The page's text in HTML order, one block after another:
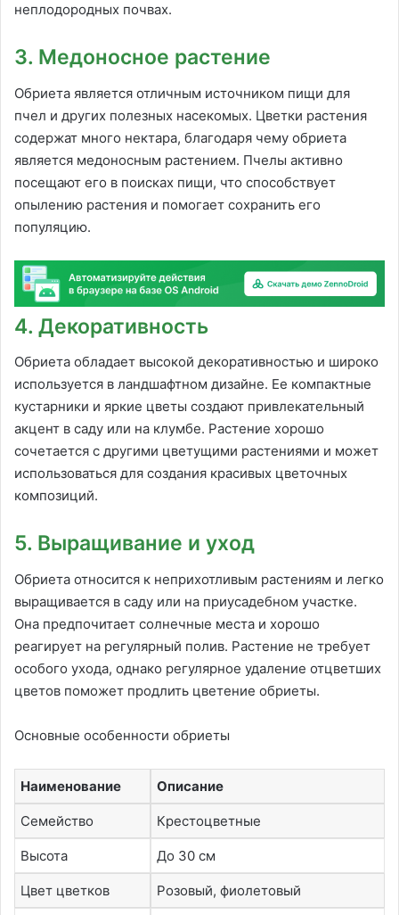
неплодородных почвах.
3. Медоносное растение
Обриета является отличным источником пищи для
пчел и других полезных насекомых. Цветки растения
содержат много нектара, благодаря чему обриета
является медоносным растением. Пчелы активно
посещают его в поисках пищи, что способствует
опылению растения и помогает сохранить его
популяцию.
4. Декоративность
Обриета обладает высокой декоративностью и широко
используется в ландшафтном дизайне. Ее компактные
кустарники и яркие цветы создают привлекательный
акцент в саду или на клумбе. Растение хорошо
сочетается с другими цветущими растениями и может
использоваться для создания красивых цветочных
композиций.
5. Выращивание и уход
Обриета относится к неприхотливым растениям и легко
выращивается в саду или на приусадебном участке.
Она предпочитает солнечные места и хорошо
реагирует на регулярный полив. Растение не требует
особого ухода, однако регулярное удаление отцветших
цветов поможет продлить цветение обриеты.
Основные особенности обриеты
Наименование Описание
Семейство Крестоцветные
Высота До 30 см
Цвет цветков Розовый, фиолетовый